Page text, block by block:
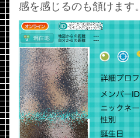
感を感じるのも頷けます。